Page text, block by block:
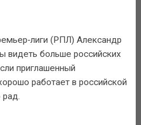
(РПЛ) Александр
видеть больше российских
приглашенный
работает в российской
рад.